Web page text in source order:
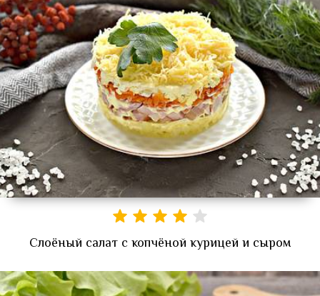
Слоёный салат с копчёной курицей и сыром